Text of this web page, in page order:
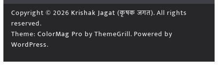
Copyright © 2026 Krishak Jagat (कृषक जगत). All rights
reserved.
Theme: ColorMag Pro by ThemeGrill. Powered by
WordPress.